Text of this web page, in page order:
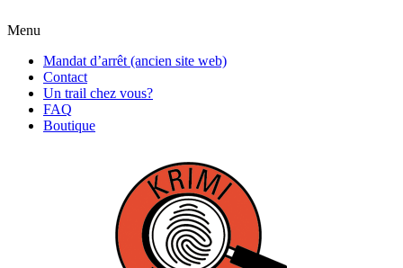
Menu
Mandat d’arrêt (ancien site web)
Contact
Un trail chez vous?
FAQ
Boutique